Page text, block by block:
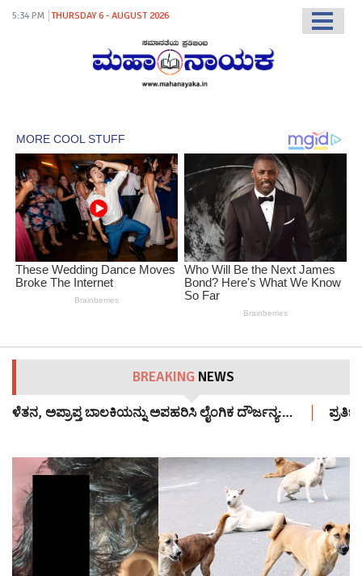
5:34 PM THURSDAY 6 - AUGUST 2026
BREAKING NEWS
ಅಪ್ರಾಪ್ತ ಬಾಲಕಿಯನ್ನು ಅಪಹರಿಸಿ ಲೈಂಗಿಕ ದೌರ್ಜನ್ಯ:…